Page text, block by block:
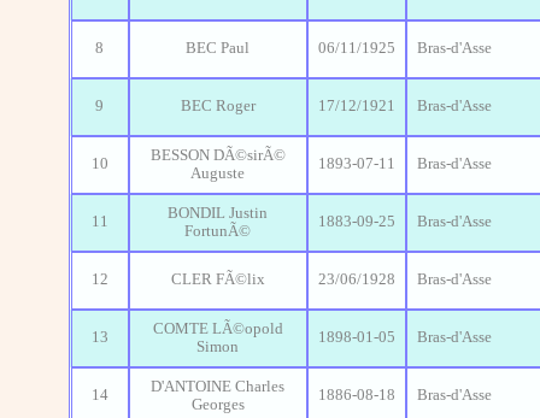
8 BEC Paul 06/11/1925 Bras-d'Asse
9 BEC Roger 17/12/1921 Bras-d'Asse
10
BESSON DÃ©sirÃ©
Auguste
1893-07-11 Bras-d'Asse
11
BONDIL Justin
FortunÃ©
1883-09-25 Bras-d'Asse
12 CLER FÃ©lix 23/06/1928 Bras-d'Asse
13
COMTE LÃ©opold
Simon
1898-01-05 Bras-d'Asse
14
D'ANTOINE Charles
Georges
1886-08-18 Bras-d'Asse